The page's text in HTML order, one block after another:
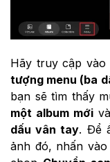
Hãy truy cập vào
tượng menu (ba
bạn sẽ tìm thấy
một album mới
dấu vân tay. Để
ảnh đó, nhấn